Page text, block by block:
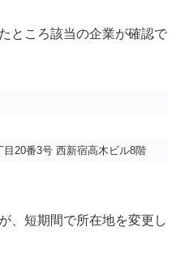
ところ該当の企業が確認で
20番3号 西新宿高木ビル8階
、短期間で所在地を変更し